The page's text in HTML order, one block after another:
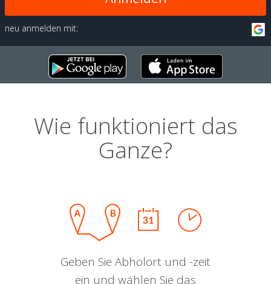
neu anmelden mit:
Wie funktioniert das
Ganze?
Geben Sie Abholort und -zeit
ein und wählen Sie das